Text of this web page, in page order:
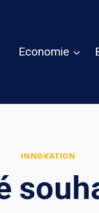
Economie
INNOVATION